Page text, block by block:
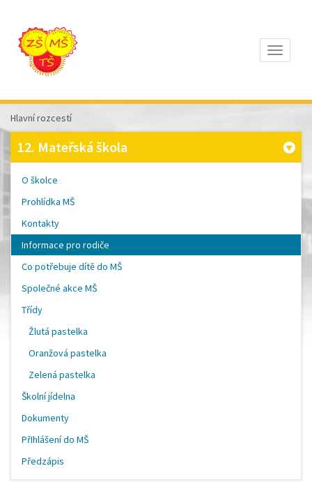
ZÁKLADNÍ
ŠKOLA
TOMÁŠE
ŠOBRA
A
M ATEŘSKÁ
PÍSEK
Hlavní rozcestí
12. Mateřská škola
O školce
Prohlídka MŠ
Kontakty
Informace pro rodiče
Co potřebuje dítě do MŠ
Společné akce MŠ
Třídy
Žlutá pastelka
Oranžová pastelka
Zelená pastelka
Školní jídelna
Dokumenty
PřIhlášení do MŠ
Předzápis